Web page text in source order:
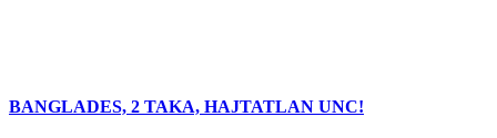
BANGLADES, 2 TAKA, HAJTATLAN UNC!